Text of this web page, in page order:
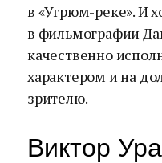
в «Угрюм-реке». И
в фильмографии
качественно
характером и на
зрителю.
Виктор